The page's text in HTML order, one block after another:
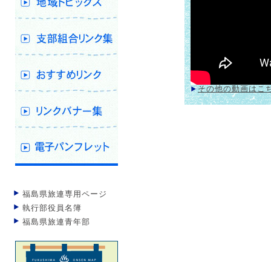
福島県旅連専用ページ
執行部役員名簿
福島県旅連青年部
その他の動画はこ